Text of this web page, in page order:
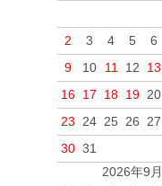
2
3 4 5 6
9
10 11 12 13
16 17 18 19 20
23 24 25 26 27
30 31
2026年9月